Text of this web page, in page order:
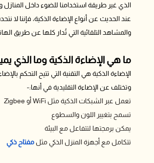
الذي غير طريقة استخدامنا للضوء داخل
والمشاهد التلقائية التي تُدار كلها عن طريق
ما هي الإضاءة الذكية وما الذي
الإضاءة الذكية هي التقنية التي تتيح التحكم
وتختلف عن الإضاءة التقليدية في أنها:-
تعمل عبر الشبكات الذكية مثل WiFi أو Zigbee
تسمح بتغيير اللون والسطوع
يمكن برمجتها لتتفاعل مع البيئة
تتكامل مع أجهزة المنزل الذكي مثل مفتاح ذكي